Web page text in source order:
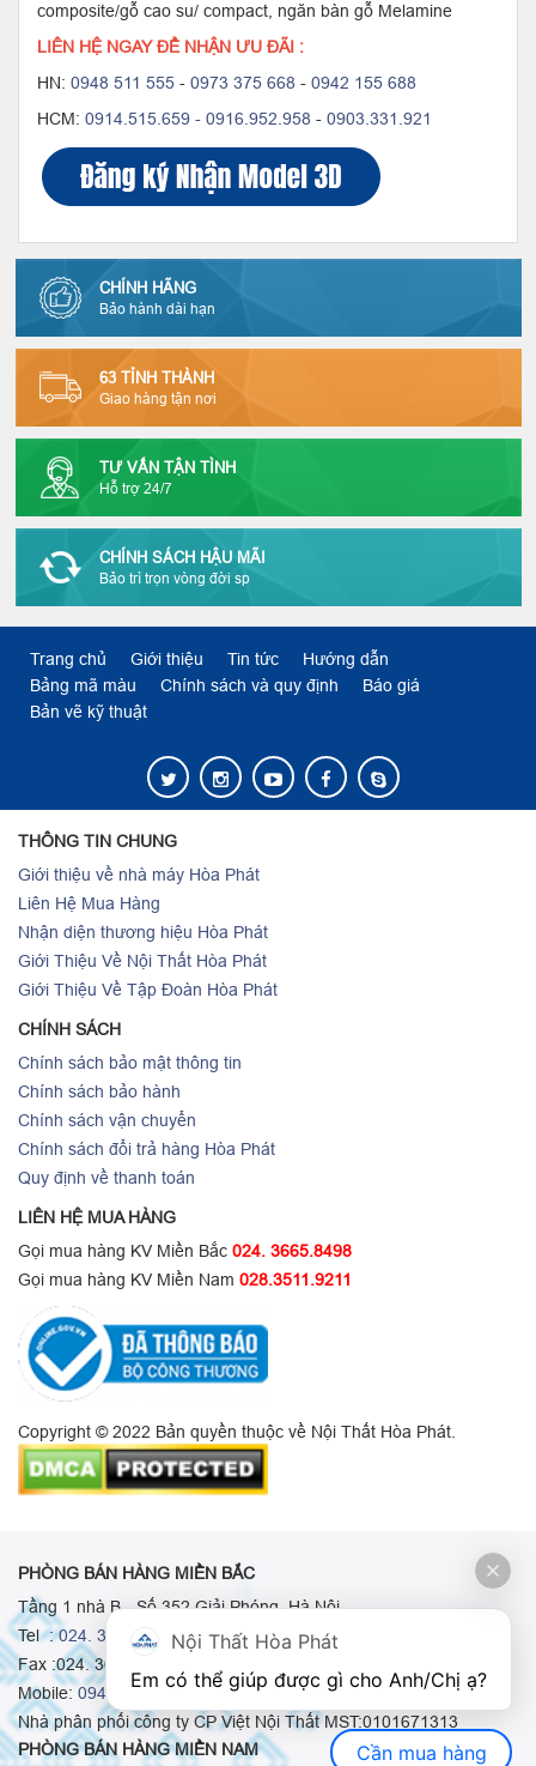
composite/gỗ cao su/ compact, ngăn bàn gỗ Melamine
LIÊN HỆ NGAY ĐỂ NHẬN ƯU ĐÃI :
HN: 0948 511 555 - 0973 375 668 - 0942 155 688
HCM: 0914.515.659 - 0916.952.958 - 0903.331.921
CHÍNH HÃNG
Bảo hành dài hạn
63 TỈNH THÀNH
Giao hàng tận nơi
TƯ VẤN TẬN TÌNH
Hỗ trợ 24/7
CHÍNH SÁCH HẬU MÃI
Bảo trì trọn vòng đời sp
Trang chủ Giới thiệu Tin tức
Hướng dẫn
Bảng mã màu
Chính sách và quy định
Báo giá
Bản vẽ kỹ thuật
THÔNG TIN CHUNG
Giới thiệu về nhà máy Hòa Phát
Liên Hệ Mua Hàng
Nhận diện thương hiệu Hòa Phát
Giới Thiệu Về Nội Thất Hòa Phát
Giới Thiệu Về Tập Đoàn Hòa Phát
CHÍNH SÁCH
Chính sách bảo mật thông tin
Chính sách bảo hành
Chính sách vận chuyển
Chính sách đổi trả hàng Hòa Phát
Quy định về thanh toán
LIÊN HỆ MUA HÀNG
Gọi mua hàng KV Miền Bắc 024. 3665.8498
Gọi mua hàng KV Miền Nam 028.3511.9211
Copyright © 2022 Bản quyền thuộc về Nội Thất Hòa Phát.
PHÒNG BÁN HÀNG MIỀN BẮC
Tầng 1 nhà B - Số 352 Giải Phóng, Hà Nội
Tel :024. 3665 8498-024. 3665 8966-024. 3665 8993
Fax :024. 3664.9379
Mobile: 0948.511.555- 0973.375.668- 0942.155.688
Nhà phân phối công ty CP Việt Nội Thất MST:0101671313
PHÒNG BÁN HÀNG MIỀN NAM
Nội Thất Hòa Phát
Cần mua hàng